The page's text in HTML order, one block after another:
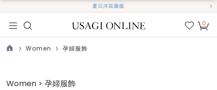
夏日洋裝圖鑑
我的
0
Women 孕婦服飾
Women > 孕婦服飾